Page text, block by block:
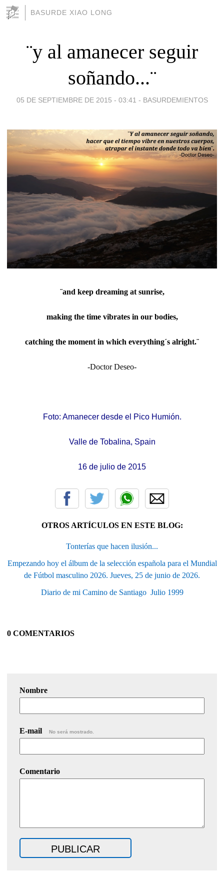
BASURDE XIAO LONG
¨y al amanecer seguir
soñando...¨
05 DE SEPTIEMBRE DE 2015 - 03:41 - BASURDEMIENTOS
¨and keep dreaming at sunrise,
making the time vibrates in our bodies,
catching the moment in which everything´s alright.¨
-Doctor Deseo-
Foto: Amanecer desde el Pico Humión.
Valle de Tobalina, Spain
16 de julio de 2015
OTROS ARTÍCULOS EN ESTE BLOG:
Tonterías que hacen ilusión...
Empezando hoy el álbum de la selección española para el Mundial
de Fútbol masculino 2026. Jueves, 25 de junio de 2026.
Diario de mi Camino de Santiago  Julio 1999
0 COMENTARIOS
Nombre
E-mail No será mostrado.
Comentario